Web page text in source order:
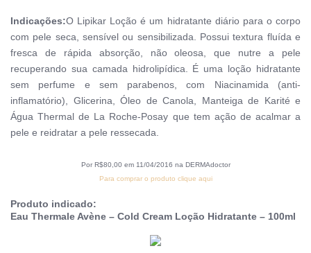
Indicações:O Lipikar Loção é um hidratante diário para o corpo
com pele seca, sensível ou sensibilizada. Possui textura fluída e
fresca de rápida absorção, não oleosa, que nutre a pele
recuperando sua camada hidrolipídica. É uma loção hidratante
sem perfume e sem parabenos, com Niacinamida (anti-
inflamatório), Glicerina, Óleo de Canola, Manteiga de Karité e
Água Thermal de La Roche-Posay que tem ação de acalmar a
pele e reidratar a pele ressecada.
Por R$80,00 em 11/04/2016 na DERMAdoctor
Para comprar o produto clique aqui
Produto indicado:
Eau Thermale Avène – Cold Cream Loção Hidratante – 100ml